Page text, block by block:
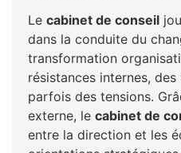
Le cabinet de conseil
dans la conduite du
transformation
résistances internes,
parfois des tensions.
externe, le cabinet de
entre la direction et les